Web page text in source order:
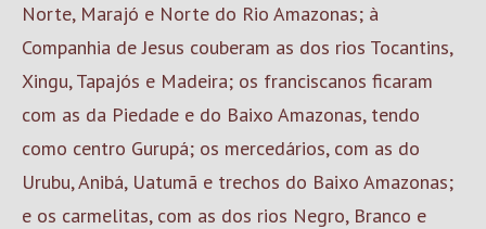
Norte, Marajó e Norte do Rio Amazonas; à
Companhia de Jesus couberam as dos rios Tocantins,
Xingu, Tapajós e Madeira; os franciscanos ficaram
com as da Piedade e do Baixo Amazonas, tendo
como centro Gurupá; os mercedários, com as do
Urubu, Anibá, Uatumã e trechos do Baixo Amazonas;
e os carmelitas, com as dos rios Negro, Branco e